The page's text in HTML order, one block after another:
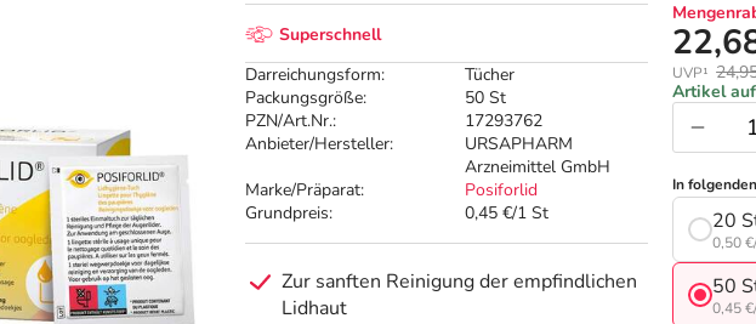
Superschnell
Darreichungsform:
Tücher
Packungsgröße:
50 St
PZN/Art.Nr.:
17293762
Anbieter/Hersteller:
URSAPHARM
Arzneimittel GmbH
Marke/Präparat:
Posiforlid
Grundpreis:
0,45 €/1 St
Zur sanften Reinigung der empfindlichen
Lidhaut
UVP¹
Artikel
In
20
0,50
50
0,45